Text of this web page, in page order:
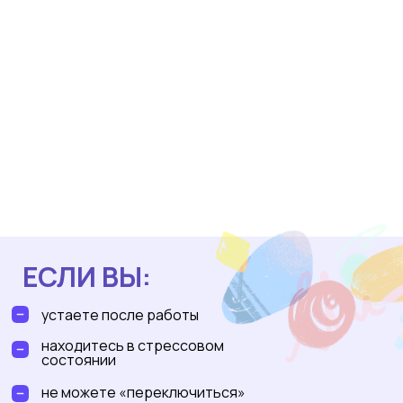
ЕСЛИ ВЫ:
не можете «переключиться»
находитесь в стрессовом
состоянии
устаете после работы